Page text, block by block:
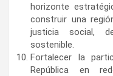
horizonte
construir una
justicia social,
sostenible.
Fortalecer la
República en